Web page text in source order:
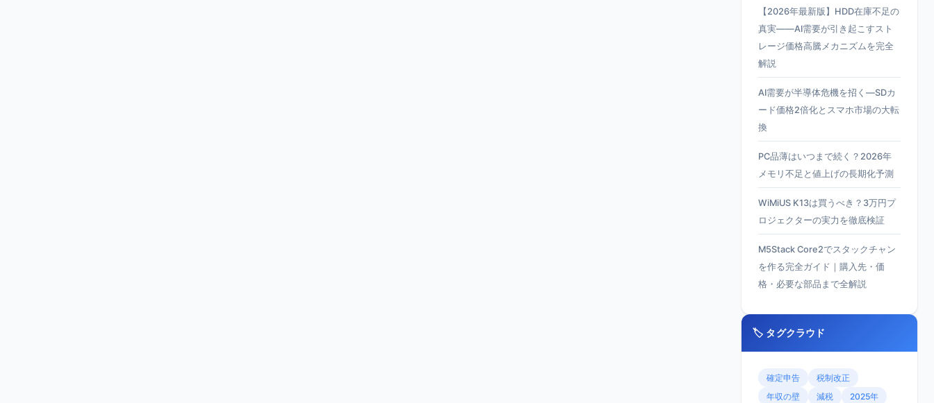
【2026年最新版】HDD在庫不足の
真実——AI需要が引き起こすスト
レージ価格高騰メカニズムを完全
解説
AI需要が半導体危機を招く—SDカ
ード価格2倍化とスマホ市場の大転
換
PC品薄はいつまで続く？2026年
メモリ不足と値上げの長期化予測
WiMiUS K13は買うべき？3万円プ
ロジェクターの実力を徹底検証
M5Stack Core2でスタックチャン
を作る完全ガイド｜購入先・価
格・必要な部品まで全解説
🏷️ タグクラウド
確定申告
税制改正
年収の壁
減税
2025年